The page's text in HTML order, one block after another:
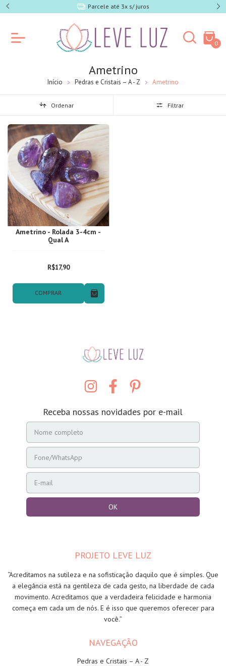
Parcele até 3x s/ juros
0
Ametrino
Início Pedras e Cristais – A - Z Ametrino
Ordenar Filtrar
Ametrino - Rolada 3-4cm -
Qual A
R$17,90
COMPRAR
Receba nossas novidades por e-mail
PROJETO LEVE LUZ
“Acreditamos na sutileza e na sofisticação daquilo que é simples. Que
a elegância está na gentileza de cada gesto, na liberdade de cada
movimento. Acreditamos que a verdadeira felicidade e harmonia
começa em cada um de nós. E é isso que queremos oferecer para
você.”
NAVEGAÇÃO
Pedras e Cristais – A - Z